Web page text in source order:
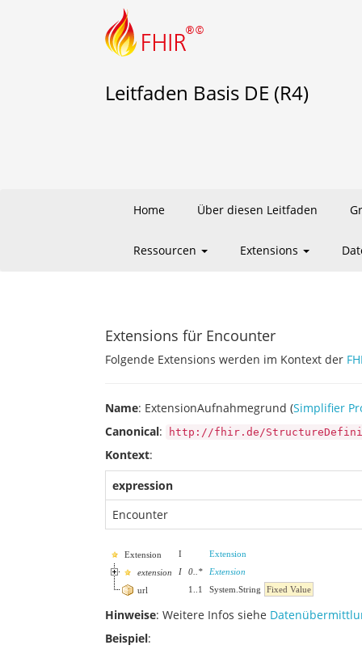
Leitfaden Basis DE (R4)
Home Über diesen Leitfaden
Ressourcen Extensions
Extensions für Encounter
Folgende Extensions werden im Kontext der
Name: ExtensionAufnahmegrund (Simplifier
Canonical: http://fhir.de/
Kontext:
expression
Encounter
Extension I
Extension
extension
I 0 *
Extension
url
1 1 System.String Fixed Value
Hinweise: Weitere Infos siehe
Beispiel: